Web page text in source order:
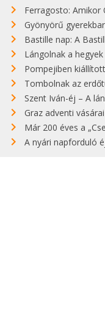
Ferragosto: Amikor
Gyönyörű gyerekbarát
Bastille nap: A Bastille
Lángolnak a hegyek
Pompejiben kiállították
Tombolnak az
Szent Iván-éj – A
Graz adventi vásárai
Már 200 éves a
A nyári napforduló